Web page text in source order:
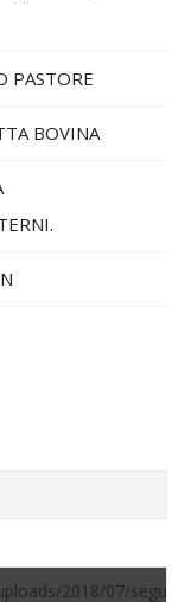
PASTORE
BOVINA